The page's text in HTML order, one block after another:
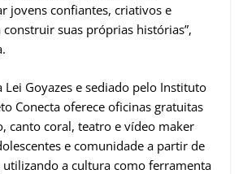
jovens confiantes, criativos e
suas próprias histórias”,
Lei Goyazes e sediado pelo Instituto
Conecta oferece oficinas gratuitas
canto coral, teatro e vídeo maker
e comunidade a partir de
utilizando a cultura como ferramenta